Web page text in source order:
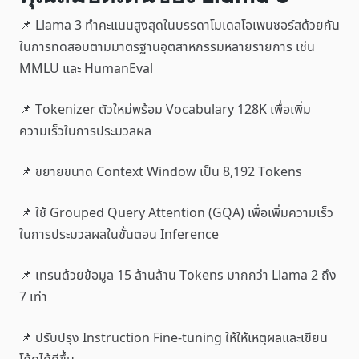
📌 Llama 3 ทำคะแนนสูงสุดในบรรดาโมเดลโอเพนซอร์สด้วยกัน
ในการทดสอบตามมาตรฐานอุตสาหกรรมหลายรายการ เช่น
MMLU และ HumanEval
📌 Tokenizer ตัวใหม่พร้อม Vocabulary 128K เพื่อเพิ่ม
ความเร็วในการประมวลผล
📌 ขยายขนาด Context Window เป็น 8,192 Tokens
📌 ใช้ Grouped Query Attention (GQA) เพื่อเพิ่มความเร็ว
ในการประมวลผลในขั้นตอน Inference
📌 เทรนด้วยข้อมูล 15 ล้านล้าน Tokens มากกว่า Llama 2 ถึง
7 เท่า
📌 ปรับปรุง Instruction Fine-tuning ให้ให้เหตุผลและเขียน